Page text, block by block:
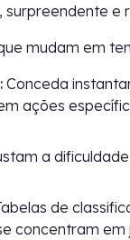
e
mudam em
Conceda
ações
a
de
concentram